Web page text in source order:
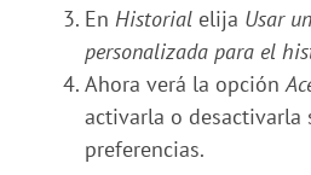
En Historial elija Usar
personalizada para el
Ahora verá la opción
activarla o desactivarla
preferencias.